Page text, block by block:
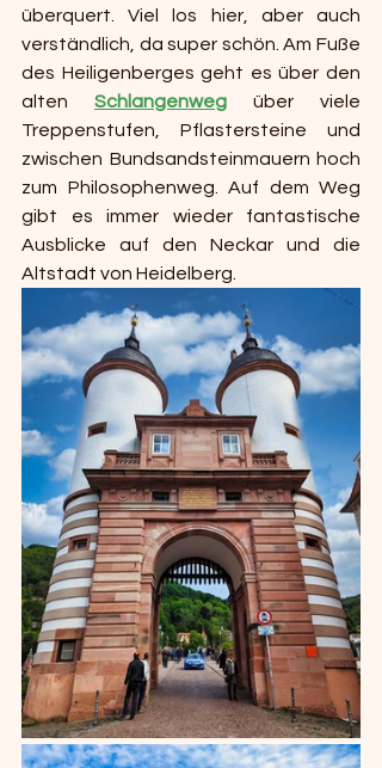
überquert. Viel los hier, aber auch
verständlich, da super schön. Am Fuße
des Heiligenberges geht es über den
alten Schlangenweg über viele
Treppenstufen, Pflastersteine und
zwischen Bundsandsteinmauern hoch
zum Philosophenweg. Auf dem Weg
gibt es immer wieder fantastische
Ausblicke auf den Neckar und die
Altstadt von Heidelberg.